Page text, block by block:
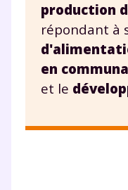
production
répondant à
en
et le